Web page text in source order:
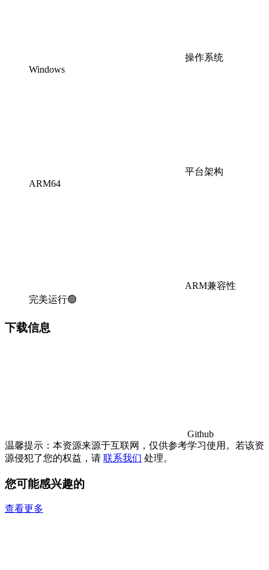
操作系统
Windows
平台架构
ARM64
ARM兼容性
完美运行🟢
下载信息
Github
温馨提示：本资源来源于互联网，仅供参考学习使用。若该资
源侵犯了您的权益，请 联系我们 处理。
您可能感兴趣的
查看更多